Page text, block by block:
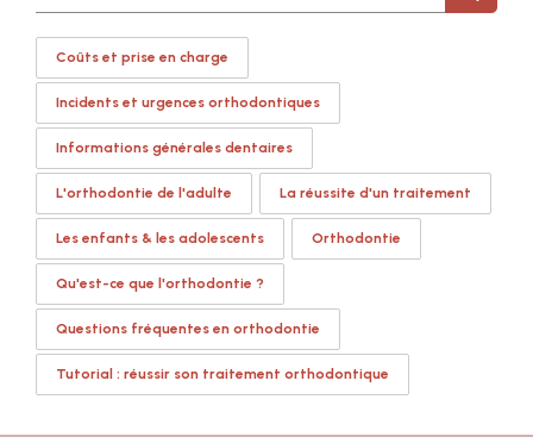
Coûts et prise en charge
Incidents et urgences orthodontiques
Informations générales dentaires
L'orthodontie de l'adulte La réussite d'un traitement
Les enfants & les adolescents Orthodontie
Qu'est-ce que l'orthodontie ?
Questions fréquentes en orthodontie
Tutorial : réussir son traitement orthodontique